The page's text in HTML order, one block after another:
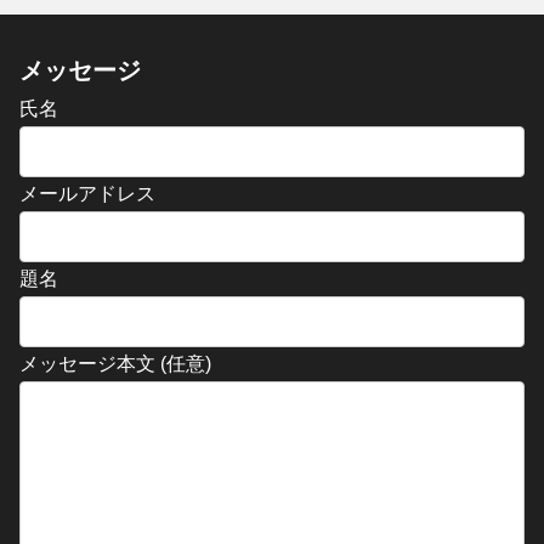
メッセージ
氏名
メールアドレス
題名
メッセージ本文 (任意)